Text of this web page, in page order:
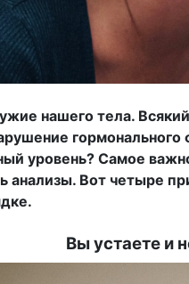
нашего тела.
уровень? Самое
анализы. Вот четыре
Вы устаете и